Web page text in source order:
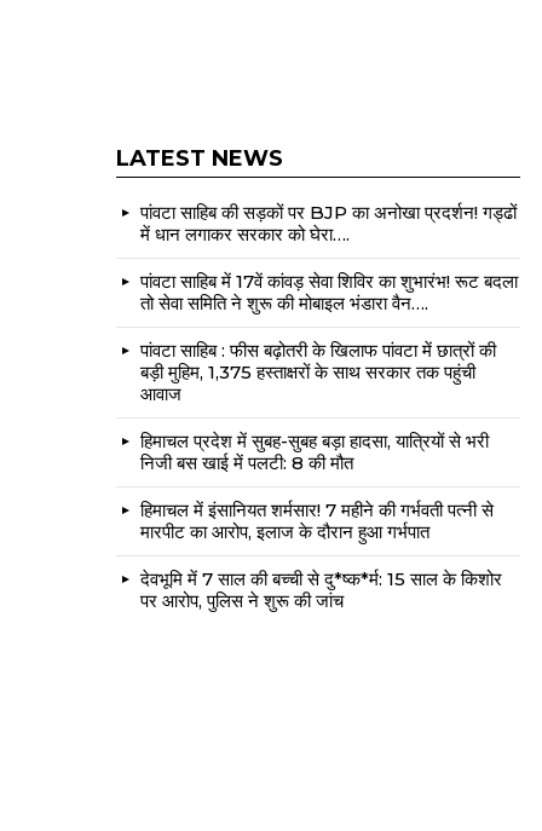
LATEST NEWS
पांवटा साहिब की सड़कों पर BJP का अनोखा प्रदर्शन! गड्ढों
में धान लगाकर सरकार को घेरा….
पांवटा साहिब में 17वें कांवड़ सेवा शिविर का शुभारंभ! रूट बदला
तो सेवा समिति ने शुरू की मोबाइल भंडारा वैन….
पांवटा साहिब : फीस बढ़ोतरी के खिलाफ पांवटा में छात्रों की
बड़ी मुहिम, 1,375 हस्ताक्षरों के साथ सरकार तक पहुंची
आवाज
हिमाचल प्रदेश में सुबह-सुबह बड़ा हादसा, यात्रियों से भरी
निजी बस खाई में पलटी: 8 की मौत
हिमाचल में इंसानियत शर्मसार! 7 महीने की गर्भवती पत्नी से
मारपीट का आरोप, इलाज के दौरान हुआ गर्भपात
देवभूमि में 7 साल की बच्ची से दु*ष्क*र्म: 15 साल के किशोर
पर आरोप, पुलिस ने शुरू की जांच